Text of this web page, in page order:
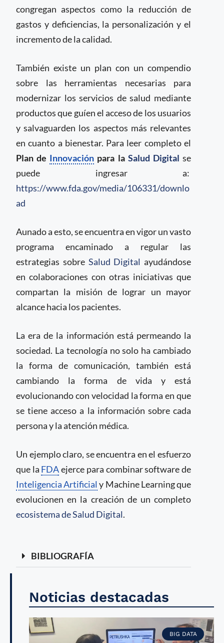
congregan aspectos como la reducción de
gastos y deficiencias, la personalización y el
incremento de la calidad.
También existe un plan con un compendio
sobre las herramientas necesarias para
modernizar los servicios de salud mediante
productos que guíen el acceso de los usuarios
y salvaguarden los aspectos más relevantes
en cuanto a bienestar. Para leer completo el
Plan de Innovación para la Salud Digital se
puede ingresar a:
https://www.fda.gov/media/106331/downlo
ad
Aunado a esto, se encuentra en vigor un vasto
programa encaminado a regular las
estrategias sobre Salud Digital ayudándose
en colaboraciones con otras iniciativas que
compartan la misión de lograr un mayor
alcance hacia los pacientes.
La era de la información está permeando la
sociedad. La tecnología no solo ha cambiado
la forma de comunicación, también está
cambiando la forma de vida y está
evolucionando con velocidad la forma en que
se tiene acceso a la información sobre cada
persona y la atención médica.
Un ejemplo claro, se encuentra en el esfuerzo
que la FDAejerce para combinar software de
Inteligencia Artificial y Machine Learning que
evolucionen en la creación de un completo
ecosistema de Salud Digital.
BIBLIOGRAFÍA
Noticias destacadas
BIG DATA